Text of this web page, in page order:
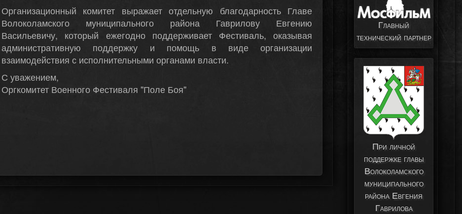
Организационный комитет выражает отдельную благодарность Главе
Волоколамского муниципального района Гаврилову Евгению
Васильевичу, который ежегодно поддерживает Фестиваль, оказывая
административную поддержку и помощь в виде организации
взаимодействия с исполнительными органами власти.
С уважением,
Оргкомитет Военного Фестиваля "Поле Боя"
Главный
технический партнер
При личной
поддержке главы
Волоколамского
муниципального
района Евгения
Гаврилова